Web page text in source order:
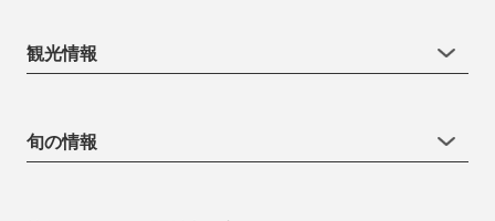
観光情報
旬の情報